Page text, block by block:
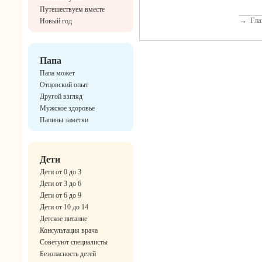
Путешествуем вместе
Новый год
Папа
Папа может
Отцовский опыт
Другой взгляд
Мужское здоровье
Папины заметки
Дети
Дети от 0 до 3
Дети от 3 до 6
Дети от 6 до 9
Дети от 10 до 14
Детское питание
Консультация врача
Советуют специалисты
Безопасность детей
→